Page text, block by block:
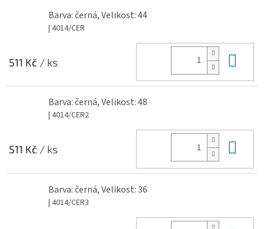
Barva: černá, Velikost: 44
| 4014/CER
511 Kč / ks
Barva: černá, Velikost: 48
| 4014/CER2
511 Kč / ks
Barva: černá, Velikost: 36
| 4014/CER3